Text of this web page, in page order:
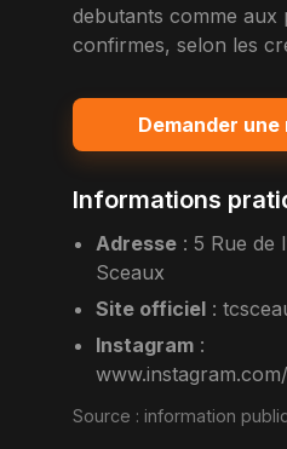
debutants comme aux
confirmes, selon les
Demander
Informations
Adresse : 5 Rue de
Sceaux
Site officiel :
Instagram :
Source : information